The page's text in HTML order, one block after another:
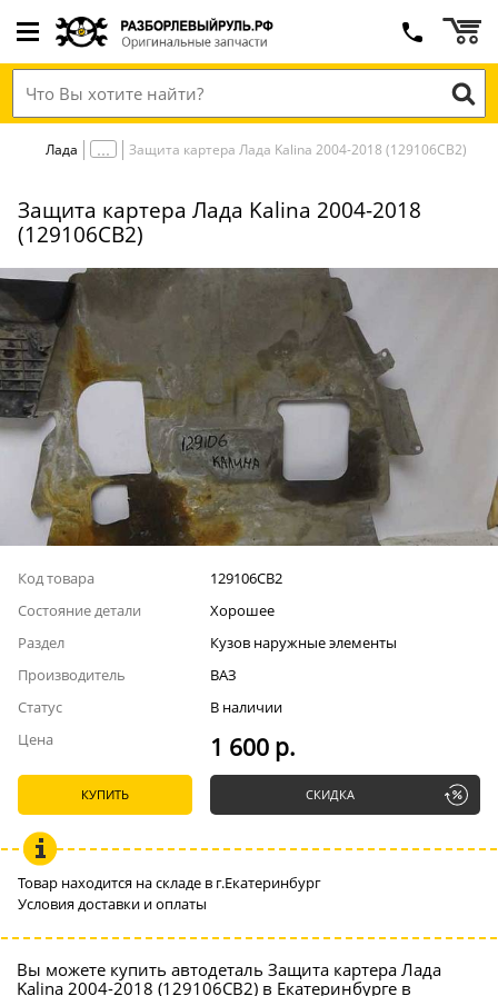
Лада Защита картера Лада Kalina 2004-2018 (129106СВ2)
Защита картера Лада Kalina 2004-2018
(129106СВ2)
Код товара
129106СВ2
Состояние детали
Хорошее
Раздел
Кузов наружные элементы
Производитель
ВАЗ
Статус
В наличии
Цена
1 600 р.
КУПИТЬ СКИДКА
Товар находится на складе в г.Екатеринбург
Условия доставки и оплаты
Вы можете купить автодеталь Защита картера Лада
Kalina 2004-2018 (129106СВ2) в Екатеринбурге в